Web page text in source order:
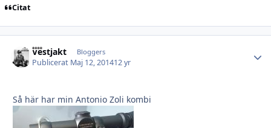
Citat
Vestjakt Bloggers
Publicerat Maj 12, 201412 yr
Så här har min Antonio Zoli kombi